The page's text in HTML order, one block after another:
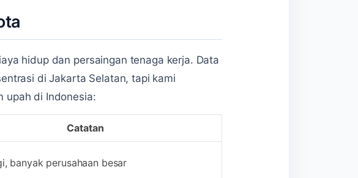
hidup dan persaingan tenaga kerja. Data
di Jakarta Selatan, tapi kami
upah di Indonesia:
Catatan
banyak perusahaan besar